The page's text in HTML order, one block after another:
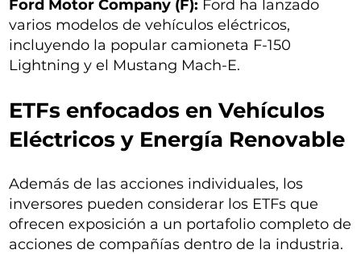
Ford Motor Company (F): Ford ha lanzado
varios modelos de vehículos eléctricos,
incluyendo la popular camioneta F-150
Lightning y el Mustang Mach-E.
ETFs enfocados en Vehículos
Eléctricos y Energía Renovable
Además de las acciones individuales, los
inversores pueden considerar los ETFs que
ofrecen exposición a un portafolio completo de
acciones de compañías dentro de la industria.